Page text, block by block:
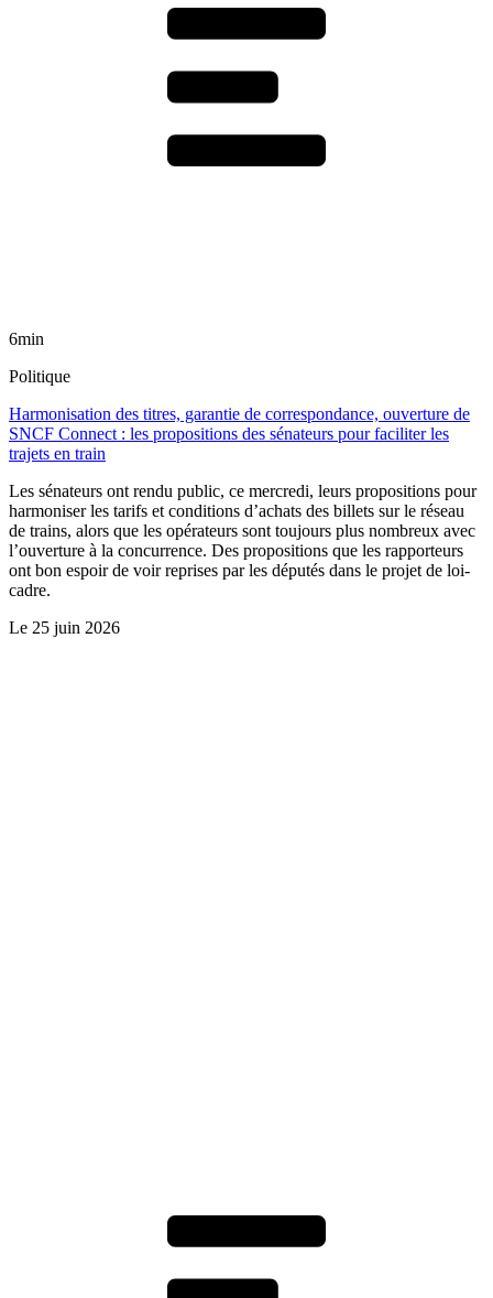
6min
Politique
Harmonisation des titres, garantie de correspondance, ouverture de
SNCF Connect : les propositions des sénateurs pour faciliter les
trajets en train
Les sénateurs ont rendu public, ce mercredi, leurs propositions pour
harmoniser les tarifs et conditions d’achats des billets sur le réseau
de trains, alors que les opérateurs sont toujours plus nombreux avec
l’ouverture à la concurrence. Des propositions que les rapporteurs
ont bon espoir de voir reprises par les députés dans le projet de loi-
cadre.
Le 25 juin 2026